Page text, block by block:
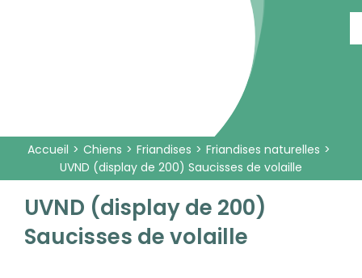
Accueil Chiens Friandises
Friandises naturelles
UVND (display de 200) Saucisses de volaille
UVND (display de 200)
Saucisses de volaille